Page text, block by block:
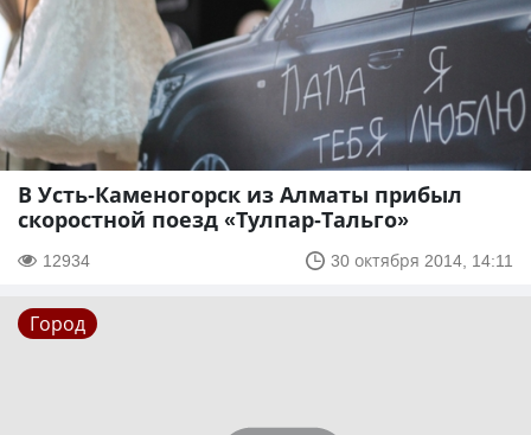
В Усть-Каменогорск из Алматы прибыл
скоростной поезд «Тулпар-Тальго»
12934 30 октября 2014, 14:11
Город